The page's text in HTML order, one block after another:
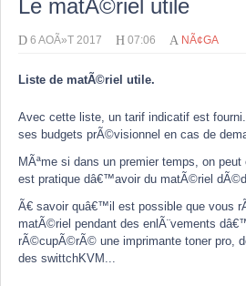
Le matÃ©riel utile
D 6 AOÃ»T 2017H 07:06 A NÃ¢GA
Liste de matÃ©riel utile.
Avec cette liste, un tarif indicatif est
ses budgets prÃ©visionnel en cas de
MÃªme si dans un premier temps, on peut
est pratique dâ€™avoir du matÃ©riel
Ã€ savoir quâ€™il est possible que vous
matÃ©riel pendant des enlÃ¨vements
rÃ©cupÃ©rÃ© une imprimante toner pro,
des swittchKVM...